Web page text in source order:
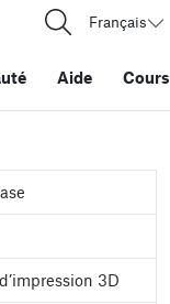
Français
Aide Cours
3D